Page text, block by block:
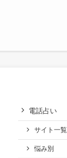
電話占い
サイト一覧
悩み別